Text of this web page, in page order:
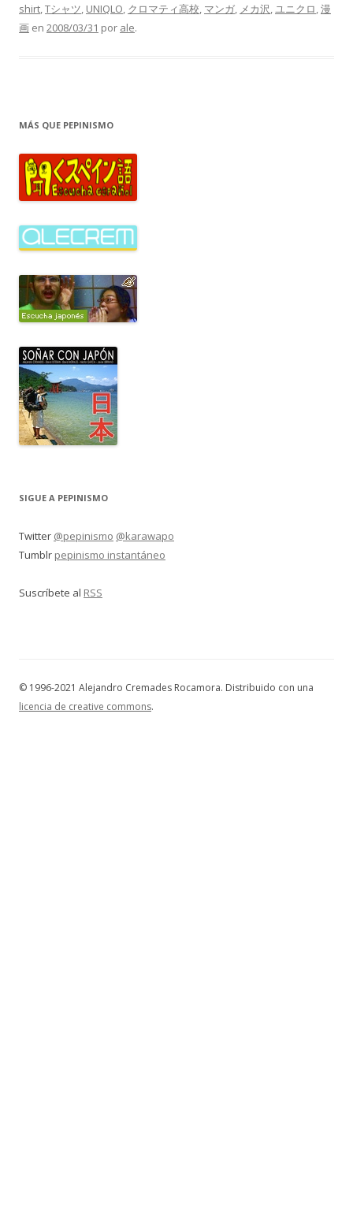
shirt,Tシャツ, UNIQLO, クロマティ高校, マンガ, メカ沢,ユニクロ,漫
画 en 2008/03/31 por ale.
MÁS QUE PEPINISMO
SIGUE A PEPINISMO
Twitter @pepinismo @karawapo
Tumblr pepinismo instantáneo
Suscríbete al RSS
© 1996-2021 Alejandro Cremades Rocamora. Distribuido con una
licencia de creative commons.